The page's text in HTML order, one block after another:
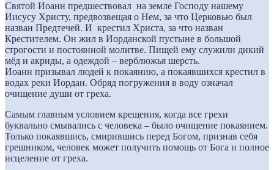
Святой Иоанн предшествовал на земле Господу нашему
Иисусу Христу, предвозвещая о Нем, за что Церковью был
назван Предтечей. И крестил Христа, за что назван
Крестителем. Он жил в Иорданской пустыне в большой
строгости и постоянной молитве. Пищей ему служили дикий
мёд и акриды, а одеждой – верблюжья шерсть.
Иоанн призывал людей к покаянию, а покаявшихся крестил в
водах реки Иордан. Обряд погружения в воду означал
очищение души от греха.
Самым главным условием крещения, когда все грехи
буквально смывались с человека – было очищение покаянием.
Только покаявшись, смирившись перед Богом, признав себя
грешником, человек может получить помощь от Бога и полное
исцеление от греха.